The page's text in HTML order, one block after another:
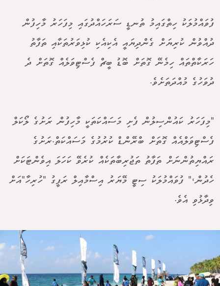
ފުވައްމުލަކު ހިތްގައިމު ތުނޑީ ސަރަހައްދުގައި މިފަހަރު މާހިފުން
ދުއްވުން ކުރިޔަށް ގެންދިޔައީ އެކިއެކި ކުޅިވަރުތަކާއި ތަފާތު
ހަރަކާތްތައް ހިމެނޭ ގޮތަށް ބޮޑު ބީޗް ފެސްޓިވަލެއް ގޮތަށް ދެ
ދުވަހުގެ މުއްދަތަށެވެ.
"މިފަހަރު ކައުންސިލުން ފެށި މަސައްކަތަކީ މާހިފުން ރަށުގެ ލޯކަލް
ފެސްޓިވަލްއެއް ގޮތަށް ބްރޭންޑް ކުރުމުގެ މަސައްކަތް.ރަށުގެ
ރައްޔިތުންނަށް ތަފާތު ތަޖުރިބާތަކެއް ކުރެވޭ ކަހަލަ އިވެންޓަކަށް
ހެދުން،" ފުވައްމުލަކު ސިޓީ މޭޔަރު އިސްމާއިލް ރަފީގު "ހުރިހާ"އަށް
ވިދާޅުވި އެވެ.